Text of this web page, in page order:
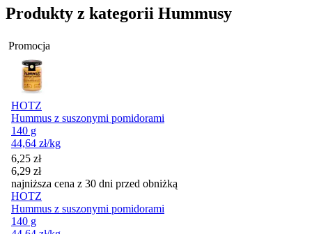
Produkty z kategorii Hummusy
Promocja
HOTZ
Hummus z suszonymi pomidorami
140 g
44,64 zł/kg
Cena promocyjna
6,25 zł
6,29 zł
najniższa cena z 30 dni przed obniżką
HOTZ
Hummus z suszonymi pomidorami
140 g